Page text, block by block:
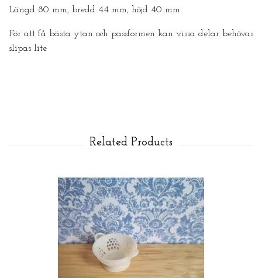
Längd 80 mm, bredd 44 mm, höjd 40 mm.
För att få bästa ytan och passformen kan vissa delar behövas
slipas lite